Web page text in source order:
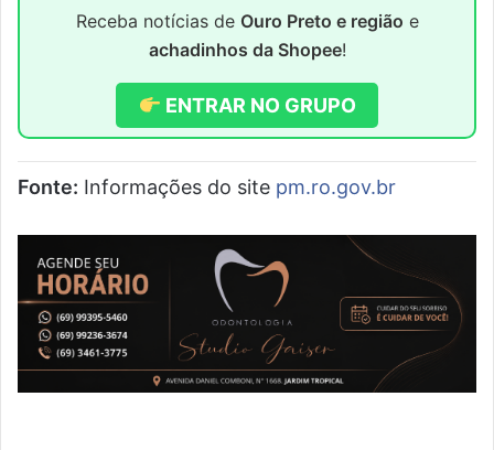
Receba notícias de Ouro Preto e região e
achadinhos da Shopee!
ENTRAR NO GRUPO
Fonte: Informações do site pm.ro.gov.br